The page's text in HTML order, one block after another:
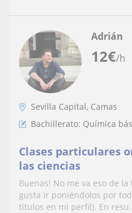
12€/h
Adrián
Sevilla Capital, Camas
Bachillerato: Química
Clases particulares
las ciencias
Buenas! No me va eso de
gusta ir poniéndolos por
títulos en mi perfil). En